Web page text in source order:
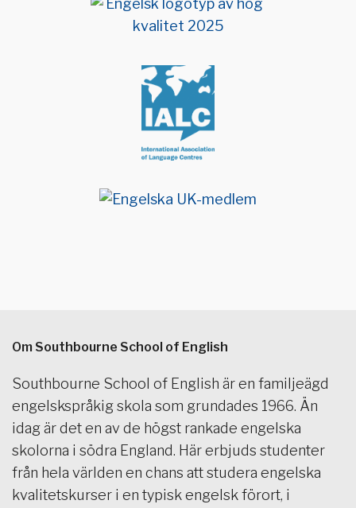
Om Southbourne School of English
Southbourne School of English är en familjeägd
engelskspråkig skola som grundades 1966. Än
idag är det en av de högst rankade engelska
skolorna i södra England. Här erbjuds studenter
från hela världen en chans att studera engelska
kvalitetskurser i en typisk engelsk förort, i